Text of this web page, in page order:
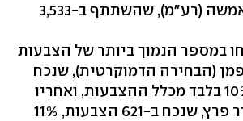
עבד אל מאלכ דהאמשה (רע"מ), שהשתתף ב-3,533
במספר הנמוך ביותר של הצבעות
(הבחירה הדמוקרטית), שנכח
ב-579 הצבעות, 10% בלבד מכלל ההצבעות, ואחריו
בולט שוב ח"כ עמיר פרץ, שנכח ב-621 הצבעות, 11%